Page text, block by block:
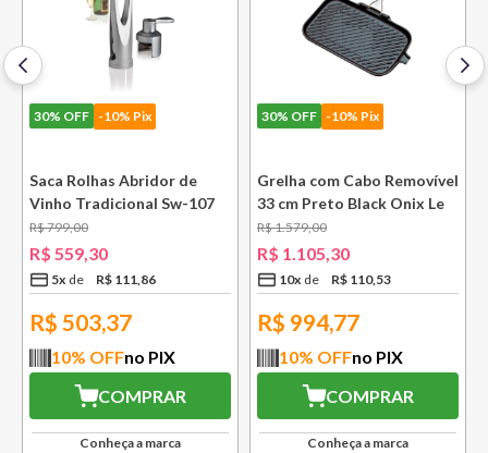
30% OFF -10% Pix
Saca Rolhas Abridor de
Vinho Tradicional Sw-107
Ply Le Creuset
R$799,00
R$ 559,30
5x R$ 111,86
R$ 503,37
10% OFFno PIX
COMPRAR
Conheça a marca
30% OFF -10% Pix
Grelha com Cabo Removível
33 cm Preto Black Onix Le
Creuset
R$1.579,00
R$ 1.105,30
10x R$ 110,53
R$ 994,77
10% OFFno PIX
COMPRAR
Conheça a marca